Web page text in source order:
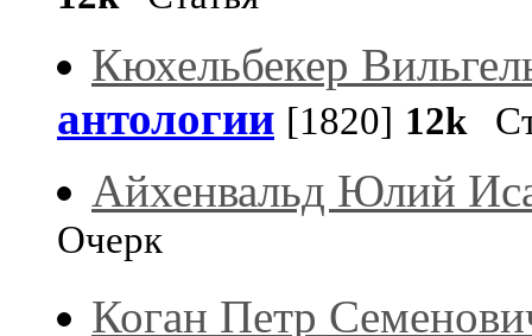
Кюхельбекер
антологии [1820] 12k
Айхенвальд Юлий
Очерк
Коган Петр